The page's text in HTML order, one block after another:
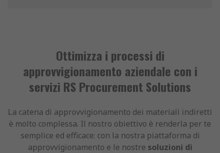
Ottimizza i processi di
approvvigionamento aziendale con i
servizi RS Procurement Solutions
La catena di approvvigionamento dei materiali indiretti
è molto complessa. Il nostro obiettivo è renderla per te
semplice ed efficace: con la nostra piattaforma di
approvvigionamento e le nostre soluzioni di